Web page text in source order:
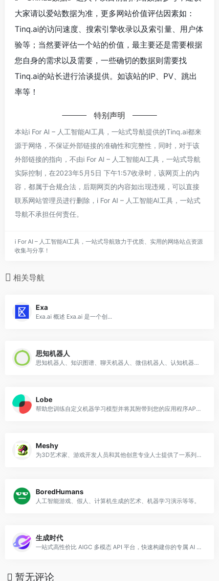
大家请以爱站数据为准，更多网站价值评估因素如：
Tinq.ai的访问速度、搜索引擎收录以及索引量、用户体
验等；当然要评估一个站的价值，最主要还是需要根据
您自身的需求以及需要，一些确切的数据则需要找
Tinq.ai的站长进行洽谈提供。如该站的IP、PV、跳出
率等！
特别声明
本站i For AI – 人工智能AI工具，一站式导航提供的Tinq.ai都来
源于网络，不保证外部链接的准确性和完整性，同时，对于该
外部链接的指向，不由i For AI – 人工智能AI工具，一站式导航
实际控制，在2023年5月5日 下午1:57收录时，该网页上的内
容，都属于合规合法，后期网页的内容如出现违规，可以直接
联系网站管理员进行删除，i For AI – 人工智能AI工具，一站式
导航不承担任何责任。
i For AI – 人工智能AI工具，一站式导航致力于优质、实用的网络站点资源
收集与分享！
相关导航
Exa
Exa.ai 概述 Exa.ai 是一个创...
思知机器人
思知机器人、知识图谱、聊天机器人、微信机器人、认知机器人、机器人api、聊天机器人api。思知(OwnThink)是一个理想国，在人工智能方面不断努力着，希望有一天能够出现独立思考的人工智能机器人。项目开放了对话机器人、知识图谱、语义理解、语音识别、语音合成、自然语言处理工具。今后将开放世界上最大的知识图谱社区。人工智能机器人采用了基于知识图谱的语义感知与理解，让认知大脑成为可能。
Lobe
帮助您训练自定义机器学习模型并将其附带到您的应用程序APP中
Meshy
为3D艺术家、游戏开发人员和其他创意专业人士提供了一系列AI建模和纹理工具
BoredHumans
人工智能游戏、假人、计算机生成的艺术、机器学习演示等等。
生成时代
一站式高性价比 AIGC 多模态 API 平台，快速构建你的专属 AI 应用
暂无评论